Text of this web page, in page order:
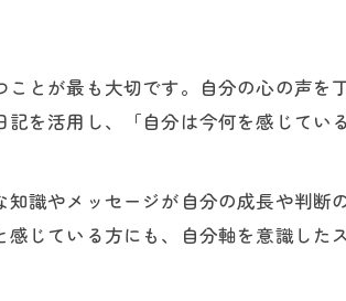
に頼りすぎず自己決定する術
ピリチュアル思考の鍛え方
生とスピリチュアルのバランス
ルでやりたいことを見つける視点
とが最も大切です。自分の心の声
を活用し、「自分は今何を感じて
識やメッセージが自分の成長や判
じている方にも、自分軸を意識し